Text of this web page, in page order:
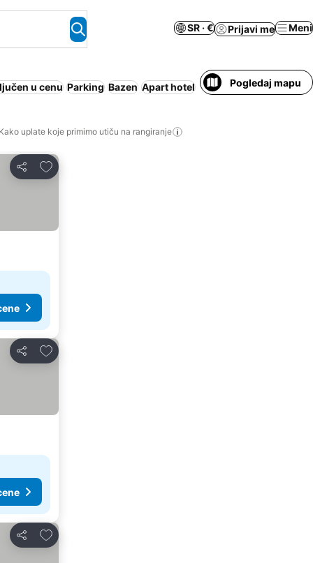
SR · € Prijavi me Meni
u cenu Parking Bazen Apart hotel Klimatizacija Wi-Fi
Pogledaj mapu
Kako uplate koje primimo utiču na rangiranje
Deli
Dodati u favorite
Deli
Dodati u favorite
Deli
Dodati u favorite